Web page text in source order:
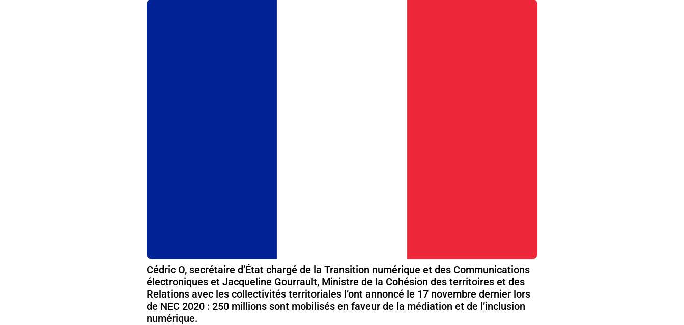
Cédric O, secrétaire d’État chargé de la Transition numérique et des Communications
électroniques et Jacqueline Gourrault, Ministre de la Cohésion des territoires et des
Relations avec les collectivités territoriales l’ont annoncé le 17 novembre dernier lors
de NEC 2020 : 250 millions sont mobilisés en faveur de la médiation et de l’inclusion
numérique.